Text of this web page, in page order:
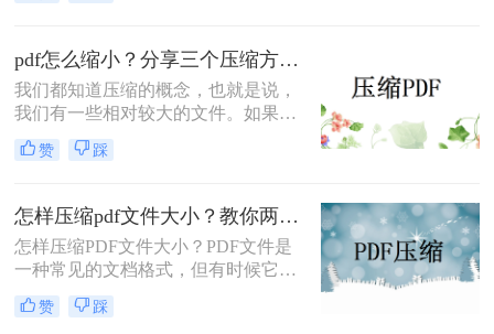
件的大小呢？本文将为您详细介绍多
种pdf文件太大怎么压缩方法，帮助您
解决这一问题。立即行动起来，让我
们快速搞定这个大文件传输难题！
pdf怎么缩小？分享三个压缩方法！
我们都知道压缩的概念，也就是说，
我们有一些相对较大的文件。如果我
们想传输它们，我们必须先压缩它们
才能正常传输。我们经常向他人发送
发送前压缩它们。如果您需要传输
pdf，我们如何快速pdf怎么缩小呢？
如果您想有效地pdf压缩，可以来了解
一下哦。
赞 踩
怎样压缩pdf文件大小？教你两个转换办法！
怎样压缩PDF文件大小？PDF文件是
一种常见的文档格式，但有时候它们
的文件大小可能会很大，难以通过电
子邮件或其他方式共享。在这种情况
赞 踩